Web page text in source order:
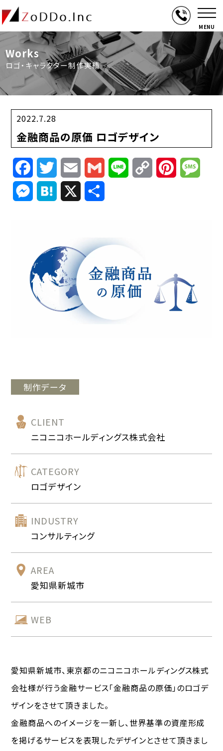
MENU
Works
ロゴ・キャラクター制作実績
2022.7.28
金融商品の原価 ロゴデザイン
FacebookTwitterEmail Gmail Line
Copy
Link
Pinterest
Messenger
Hatena
制作データ
CLIENT
ニコニコホールディングス株式会社
CATEGORY
ロゴデザイン
INDUSTRY
コンサルティング
AREA
愛知県新城市
WEB
愛知県新城市、東京都のニコニコホールディングス株式
会社様が行う金融サービス「金融商品の原価」のロゴデ
ザインをさせて頂きました。
金融商品へのイメージを一新し、世界基準の資産形成
を掲げるサービスを表現したデザインとさせて頂きまし